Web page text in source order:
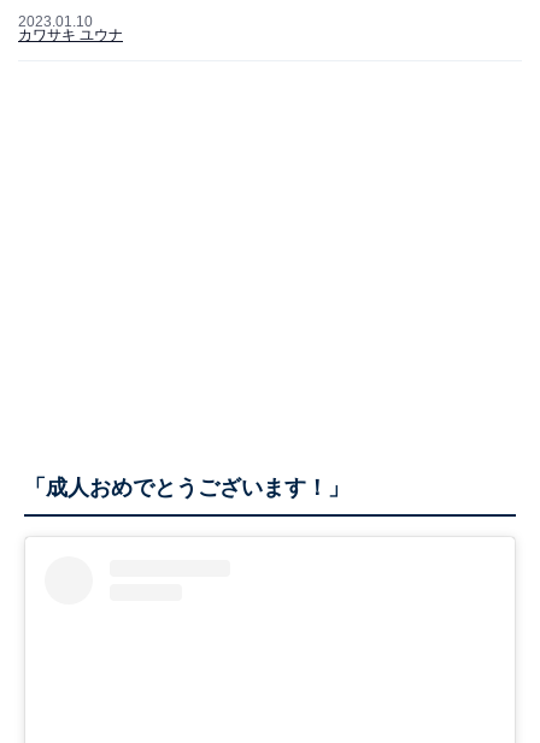
2023.01.10
カワサキ ユウナ
「成人おめでとうございます！」